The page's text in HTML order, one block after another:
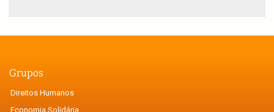
Grupos
Direitos Humanos
Economia Solidária